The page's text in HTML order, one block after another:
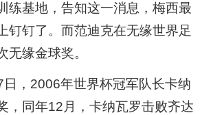
练基地，告知这一消息，梅西最
钉钉了。而范迪克在无缘世界足
无缘金球奖。
，2006年世界杯冠军队长卡纳
，同年12月，卡纳瓦罗击败齐达